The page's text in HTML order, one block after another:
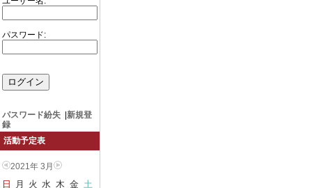
パスワード:
パスワード紛失
新規登
録
活動予定表
2021年 3月
日 月 火 水 木 金 土